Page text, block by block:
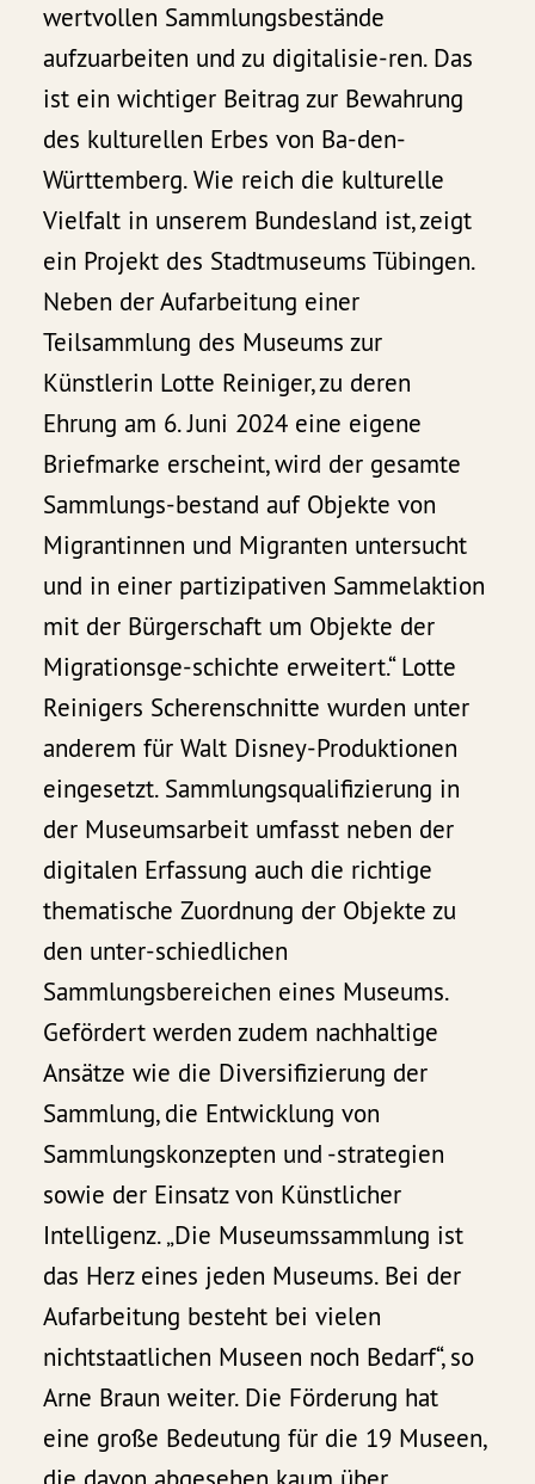
wertvollen Sammlungsbestände
aufzuarbeiten und zu digitalisie-ren. Das
ist ein wichtiger Beitrag zur Bewahrung
des kulturellen Erbes von Ba-den-
Württemberg. Wie reich die kulturelle
Vielfalt in unserem Bundesland ist, zeigt
ein Projekt des Stadtmuseums Tübingen.
Neben der Aufarbeitung einer
Teilsammlung des Museums zur
Künstlerin Lotte Reiniger, zu deren
Ehrung am 6. Juni 2024 eine eigene
Briefmarke erscheint, wird der gesamte
Sammlungs-bestand auf Objekte von
Migrantinnen und Migranten untersucht
und in einer partizipativen Sammelaktion
mit der Bürgerschaft um Objekte der
Migrationsge-schichte erweitert.“ Lotte
Reinigers Scherenschnitte wurden unter
anderem für Walt Disney-Produktionen
eingesetzt. Sammlungsqualifizierung in
der Museumsarbeit umfasst neben der
digitalen Erfassung auch die richtige
thematische Zuordnung der Objekte zu
den unter-schiedlichen
Sammlungsbereichen eines Museums.
Gefördert werden zudem nachhaltige
Ansätze wie die Diversifizierung der
Sammlung, die Entwicklung von
Sammlungskonzepten und -strategien
sowie der Einsatz von Künstlicher
Intelligenz. „Die Museumssammlung ist
das Herz eines jeden Museums. Bei der
Aufarbeitung besteht bei vielen
nichtstaatlichen Museen noch Bedarf“, so
Arne Braun weiter. Die Förderung hat
eine große Bedeutung für die 19 Museen,